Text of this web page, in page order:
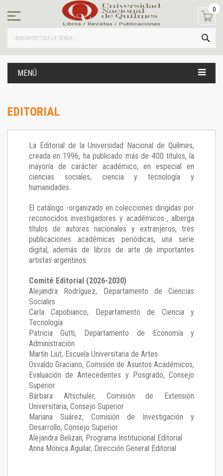
contenido
0
MENÚ
EDITORIAL
La Editorial de la Universidad Nacional de Quilmes,
creada en 1996, ha publicado más de 400 títulos, la
mayoría de carácter académico, en especial en
ciencias sociales, ciencia y tecnología y
humanidades.
El catálogo -organizado en colecciones dirigidas por
reconocidos investigadores y académicos-, alberga
títulos de autores nacionales y extranjeros, tres
publicaciones académicas periódicas, una serie
digital, además de libros de arte de importantes
artistas argentinos.
Comité Editorial (2026-2030)
Alejandra Rodríguez, Departamento de Ciencias
Sociales
Carla Capobianco, Departamento de Ciencia y
Tecnología
Patricia Gutti, Departamento de Economía y
Administración
Martín Liut, Escuela Universitaria de Artes
Osvaldo Graciano, Comisión de Asuntos Académicos,
Evaluación de Antecedentes y Posgrado, Consejo
Superior
Bárbara Altschuler, Comisión de Extensión
Universitaria, Consejo Superior
Mariana Suárez, Comisión de Investigación y
Desarrollo, Consejo Superior
Alejandra Belizan, Programa Institucional Editorial
Anna Mónica Aguilar, Dirección General Editorial